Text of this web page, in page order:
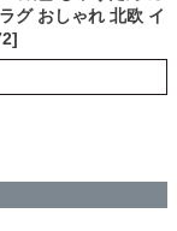
グ おしゃれ 北欧 イ